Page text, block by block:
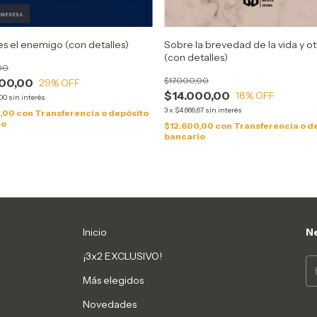
el enemigo (con detalles)
29% OFF
sin interés
con Transferencia o depósito
Sobre la brevedad de la vida y
(con detalles)
$14.000,00
$17.000,00
18% OFF
3x $4.666,67 sin interés
$12.600,00 con Transferencia o
bancario
Inicio
¡3x2 EXCLUSIVO!
Más elegidos
Novedades